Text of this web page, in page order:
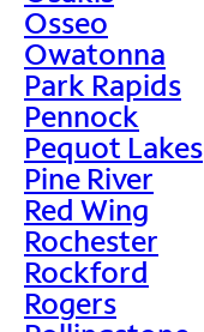
Osseo
Owatonna
Park Rapids
Pennock
Pequot Lakes
Pine River
Red Wing
Rochester
Rockford
Rogers